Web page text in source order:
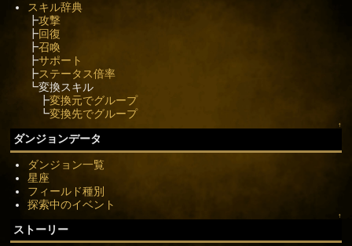
スキル辞典
┣攻撃
┣回復
┣召喚
┣サポート
┣ステータス倍率
┗変換スキル
┣変換元でグループ
┗変換先でグループ
↑
ダンジョンデータ
ダンジョン一覧
星座
フィールド種別
探索中のイベント
↑
ストーリー